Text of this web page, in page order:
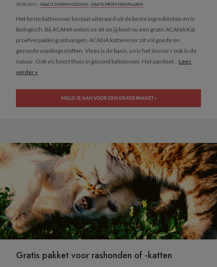
18/05/2021 ·GRATIS DIERENVOEDING, GRATIS PROEFEXEMPLAREN
Het beste kattenvoer bestaat uiteraard uit de beste ingrediënten én is
biologisch. Bij ACANA weten ze dit en jij kunt nu een gratis ACANA Kat
proefverpakking ontvangen. ACANA kattenvoer zit vol goede en
gezonde voedingsstoffen. Vlees is de basis, zo is het immers ook in de
natuur. Ook vis hoort thuis in gezond kattenvoer. Het aandeel... Lees
verder »
MELD JE AAN VOOR EEN GRATIS PAKKET »
Gratis pakket voor rashonden of -katten